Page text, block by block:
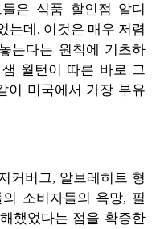
들은 식품 할인점 알디
는데 , 이것은 매우 저렴
는다는 원칙에 기초하
월턴이 따른 바로 그
이 미국에서 가장 부유
커버그, 알브레히트 형
소비자들의 욕망, 필
했었다는 점을 확증한